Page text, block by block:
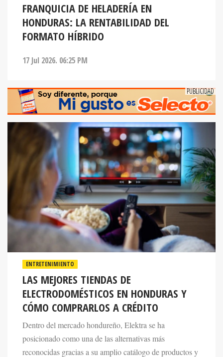
FRANQUICIA DE HELADERÍA EN
HONDURAS: LA RENTABILIDAD DEL
FORMATO HÍBRIDO
17 Jul 2026. 06:25 PM
LAS MEJORES TIENDAS DE
ELECTRODOMÉSTICOS EN HONDURAS Y
CÓMO COMPRARLOS A CRÉDITO
Dentro del mercado hondureño, Elektra se ha
posicionado como una de las alternativas más
reconocidas gracias a su amplio catálogo de productos y
las facilidades de pago que ofrece.